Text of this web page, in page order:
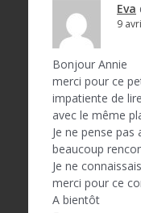
Eva
9
Bonjour Annie
merci pour ce
impatiente de
avec le même
Je ne pense pas
beaucoup
Je ne
merci pour ce
A bientôt